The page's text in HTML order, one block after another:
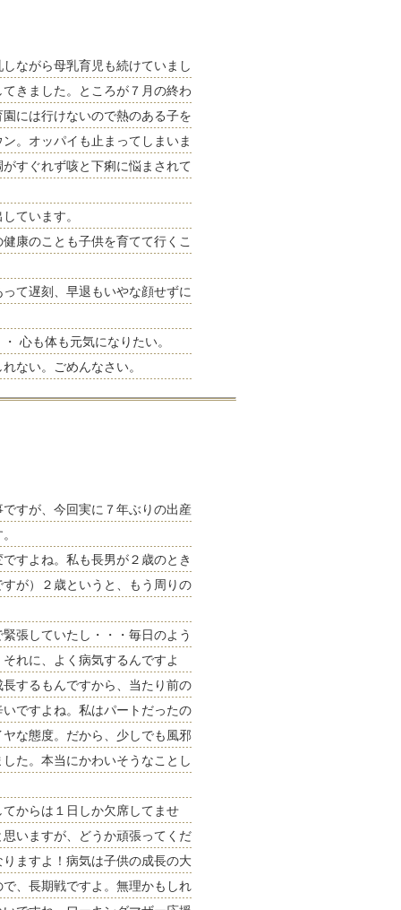
ながら母乳育児も続けていまし
きました。ところが７月の終わ
には行けないので熱のある子を
。オッパイも止まってしまいま
すぐれず咳と下痢に悩まされて
ています。
康のことも子供を育てて行くこ
て遅刻、早退もいやな顔せずに
心も体も元気になりたい。
ない。ごめんなさい。
すが、今回実に７年ぶりの出産
すよね。私も長男が２歳のとき
が）２歳というと、もう周りの
張していたし・・・毎日のよう
れに、よく病気するんですよ
するもんですから、当たり前の
ですよね。私はパートだったの
な態度。だから、少しでも風邪
た。本当にかわいそうなことし
からは１日しか欠席してませ
いますが、どうか頑張ってくだ
ますよ！病気は子供の成長の大
、長期戦ですよ。無理かもしれ